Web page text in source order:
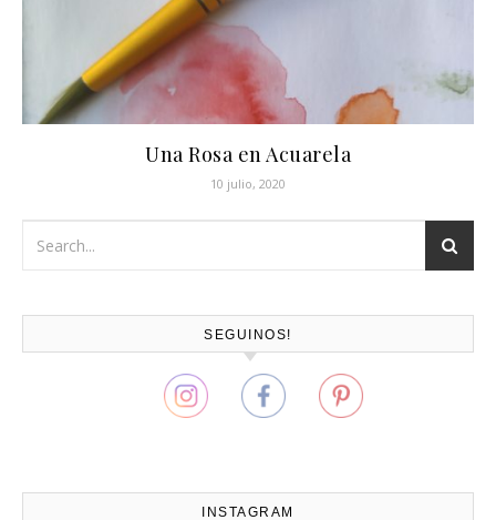
Una Rosa en Acuarela
10 julio, 2020
SEGUINOS!
INSTAGRAM